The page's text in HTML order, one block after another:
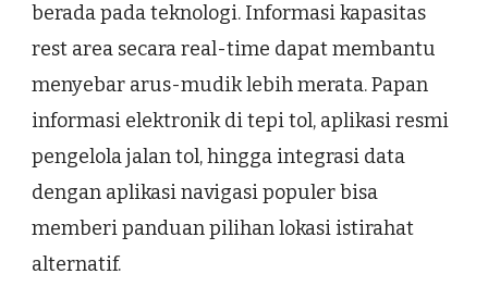
berada pada teknologi. Informasi kapasitas
rest area secara real-time dapat membantu
menyebar arus-mudik lebih merata. Papan
informasi elektronik di tepi tol, aplikasi resmi
pengelola jalan tol, hingga integrasi data
dengan aplikasi navigasi populer bisa
memberi panduan pilihan lokasi istirahat
alternatif.